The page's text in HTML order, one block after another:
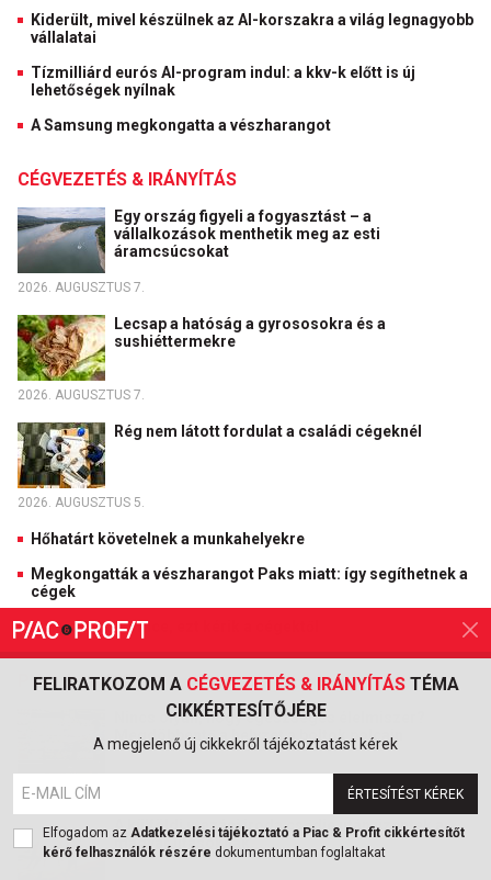
FELIRATKOZOM A CÉGVEZETÉS & IRÁNYÍTÁSTÉMA
CIKKÉRTESÍTŐJÉRE
A megjelenő új cikkekről tájékoztatást kérek
ÉRTESÍTÉST KÉREK
Elfogadom az Adatkezelési tájékoztató a Piac & Profit cikkértesítőt
kérő felhasználók részére dokumentumban foglaltakat
Kiderült, mivel készülnek az AI-korszakra a világ legnagyobb
vállalatai
Tízmilliárd eurós AI-program indul: a kkv-k előtt is új
lehetőségek nyílnak
A Samsung megkongatta a vészharangot
CÉGVEZETÉS & IRÁNYÍTÁS
Egy ország figyeli a fogyasztást – a
vállalkozások menthetik meg az esti
áramcsúcsokat
2026. AUGUSZTUS 7.
Lecsap a hatóság a gyrososokra és a
sushiéttermekre
2026. AUGUSZTUS 7.
Rég nem látott fordulat a családi cégeknél
2026. AUGUSZTUS 5.
Hőhatárt követelnek a munkahelyekre
Megkongatták a vészharangot Paks miatt: így segíthetnek a
cégek
Irány a home office, ezt kérik a cégektől
PIAC & MARKETING
Nincs olyan, hogy egészséges élelmiszer?
Megdöbbentő a helyzet a boltok polcain
2026. AUGUSZTUS 7.
A külföldi utazási iroda csődje után üzentek a
magyar utasoknak